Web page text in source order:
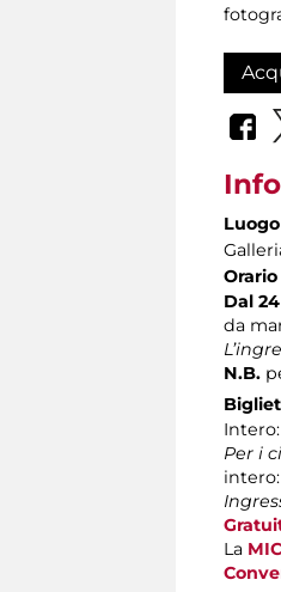
Luogo
Orario
Dal
da
N.B.
Per i
La